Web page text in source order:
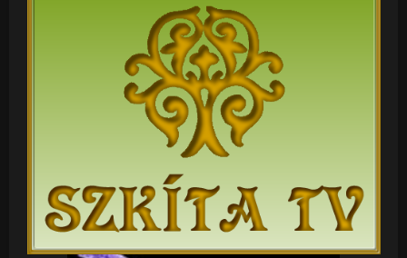
világrend tervét támogatja, e maffia az EU -és
tagállamai vezetői összeesküvésével. Saját területet,
saját vezetője, saját népével irtja ! Ez az Orbán
GIGANÁCI GIGA-HOLOKAUSZT ! Ezt még valaki a
szabad vélemény nyilvánítás kötelme ellenére
ellenőrizni fogja ! Már az új világrend jog szerint élünk a
biorobot rabszolgaság bevezetőjében ! Bár tévednék !